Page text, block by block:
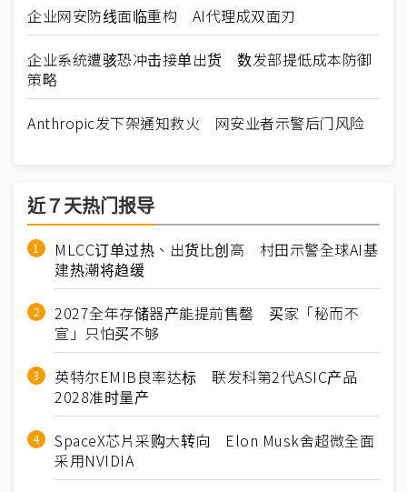
企业网安防线面临重构 AI代理成双面刃
企业系统遭骇恐冲击接单出货 数发部提低成本防御
策略
Anthropic发下架通知救火 网安业者示警后门风险
近７天热门报导
MLCC订单过热、出货比创高 村田示警全球AI基
建热潮将趋缓
2027全年存储器产能提前售罄 买家「秘而不
宣」只怕买不够
英特尔EMIB良率达标 联发科第2代ASIC产品
2028准时量产
SpaceX芯片采购大转向 Elon Musk舍超微全面
采用NVIDIA